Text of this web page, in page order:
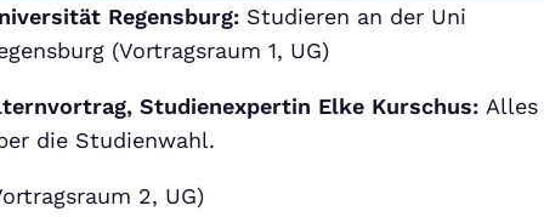
Regensburg: Studieren an der Uni
(Vortragsraum 1, UG)
Studienexpertin Elke Kurschus: Alles
die Studienwahl.
2, UG)